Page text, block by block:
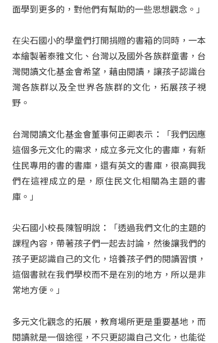
面學到更多的，對他們有幫助的一些思想觀念。」
在尖石國小的學童們打開捐贈的書箱的同時，一本
本繪製著泰雅文化、台灣以及國外各族群童書，台
灣閱讀文化基金會希望，藉由閱讀，讓孩子認識台
灣各族群以及全世界各族群的文化，拓展孩子視
野。
台灣閱讀文化基金會董事何正卿表示：「我們因應
這個多元文化的需求，成立多元文化的書庫，有新
住民專用的書的書庫，還有英文的書庫，很高興我
們在這裡成立的是，原住民文化相關為主題的書
庫。」
尖石國小校長陳智明說：「透過我們文化的主題的
課程內容，帶著孩子們一起去討論，然後讓我們的
孩子更認識自己的文化，培養孩子們的閱讀習慣，
這個書就在我們學校而不是在別的地方，所以是非
常地方便。」
多元文化觀念的拓展，教育場所更是重要基地，而
閱讀就是一個途徑，不只更認識自己文化，也能從